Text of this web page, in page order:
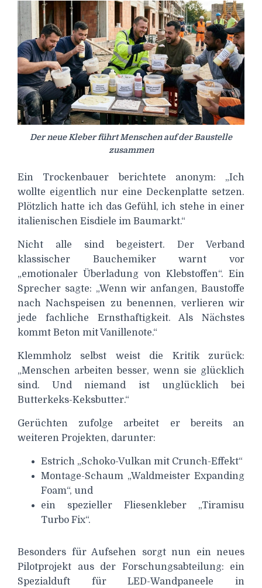
Der neue Kleber führt Menschen auf der Baustelle
zusammen
Ein Trockenbauer berichtete anonym: „Ich
wollte eigentlich nur eine Deckenplatte setzen.
Plötzlich hatte ich das Gefühl, ich stehe in einer
italienischen Eisdiele im Baumarkt.“
Nicht alle sind begeistert. Der Verband
klassischer Bauchemiker warnt vor
„emotionaler Überladung von Klebstoffen“. Ein
Sprecher sagte: „Wenn wir anfangen, Baustoffe
nach Nachspeisen zu benennen, verlieren wir
jede fachliche Ernsthaftigkeit. Als Nächstes
kommt Beton mit Vanillenote.“
Klemmholz selbst weist die Kritik zurück:
„Menschen arbeiten besser, wenn sie glücklich
sind. Und niemand ist unglücklich bei
Butterkeks-Keksbutter.“
Gerüchten zufolge arbeitet er bereits an
weiteren Projekten, darunter:
Estrich „Schoko-Vulkan mit Crunch-Effekt“
Montage-Schaum „Waldmeister Expanding
Foam“, und
ein spezieller Fliesenkleber „Tiramisu
Turbo Fix“.
Besonders für Aufsehen sorgt nun ein neues
Pilotprojekt aus der Forschungsabteilung: ein
Spezialduft für LED-Wandpaneele in